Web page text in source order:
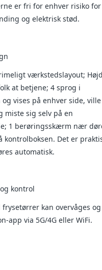
er fri for enhver risiko for
og elektrisk stød.
værkstedslayout;
at betjene; 4 sprog i
vises på enhver side, ville
miste sig selv på en
1 berøringsskærm nær
kontrolboksen. Det er
automatisk.
kontrol
frysetørrer kan overvåges
app via 5G/4G eller WiFi.